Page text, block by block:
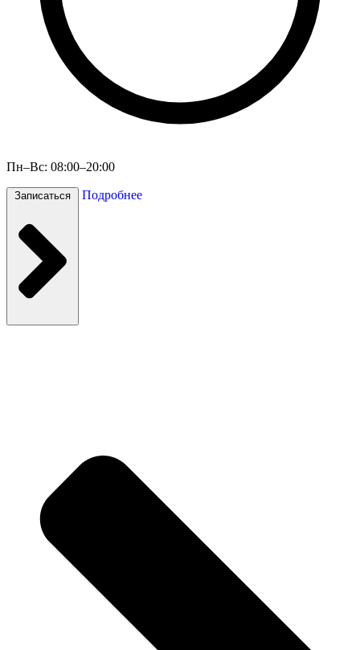
Пн–Вс: 08:00–20:00
Записаться Подробнее